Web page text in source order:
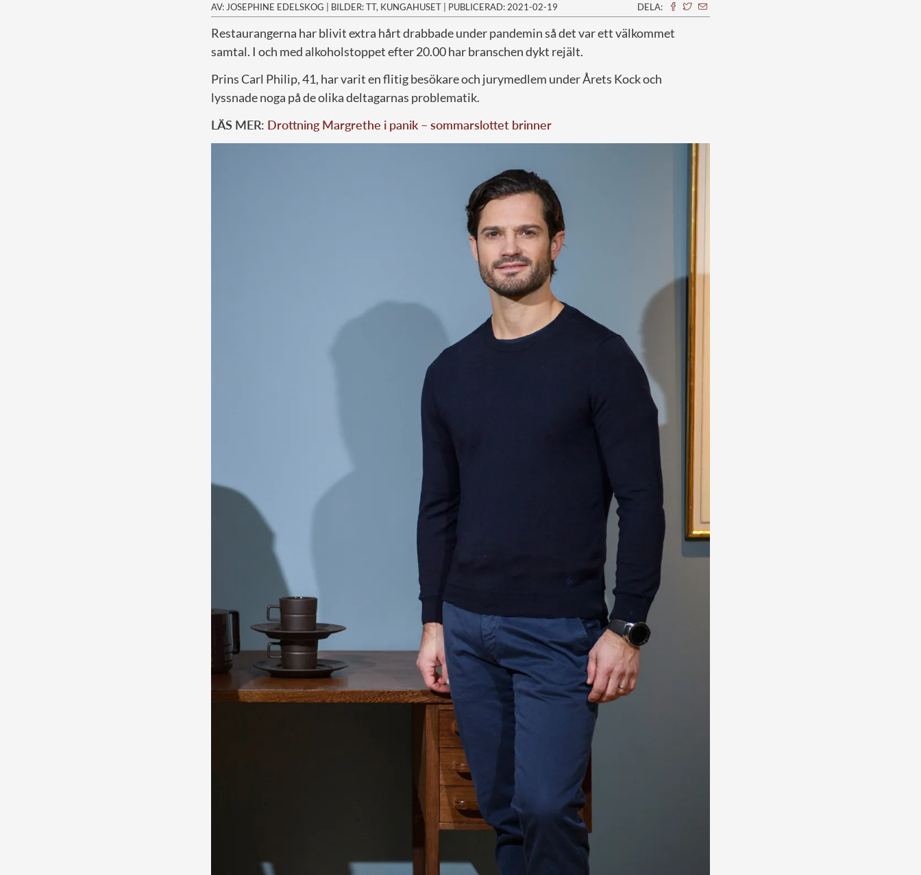
AV: JOSEPHINE EDELSKOG | BILDER: TT, KUNGAHUSET | PUBLICERAD: 2021-02-19 DELA:
Restaurangerna har blivit extra hårt drabbade under pandemin så det var ett välkommet
samtal. I och med alkoholstoppet efter 20.00 har branschen dykt rejält.
Prins Carl Philip, 41, har varit en flitig besökare och jurymedlem under Årets Kock och
lyssnade noga på de olika deltagarnas problematik.
LÄS MER: Drottning Margrethe i panik – sommarslottet brinner